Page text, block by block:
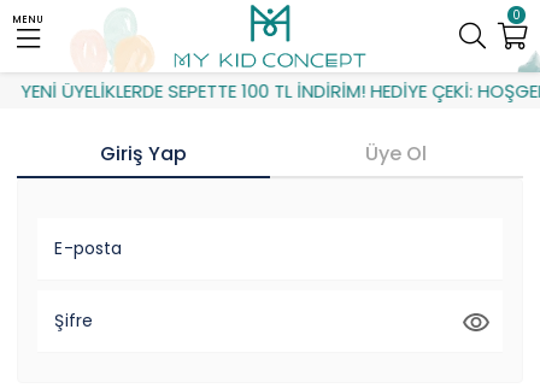
YENİ ÜYELİKLERDE SEPETTE 100 TL İNDİRİM! HEDİYE ÇEKİ:
0
MENU
Giriş Yap Üye Ol
E-posta
Şifre